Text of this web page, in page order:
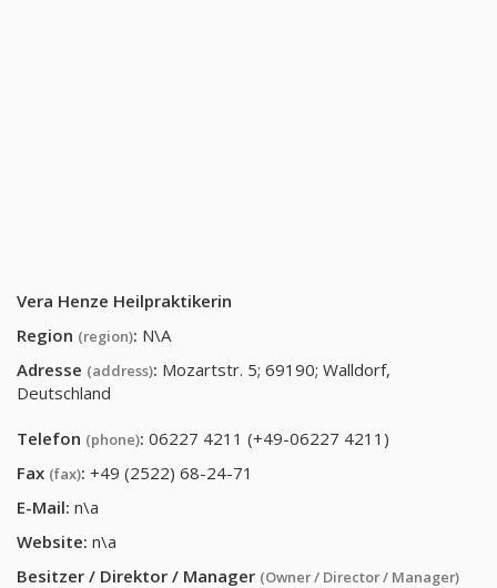
Vera Henze Heilpraktikerin
Region (region): N\A
Adresse (address): Mozartstr. 5; 69190; Walldorf,
Deutschland
Telefon (phone): 06227 4211 (+49-06227 4211)
Fax (fax): +49 (2522) 68-24-71
E-Mail: n\a
Website: n\a
Besitzer / Direktor / Manager (Owner / Director / Manager)